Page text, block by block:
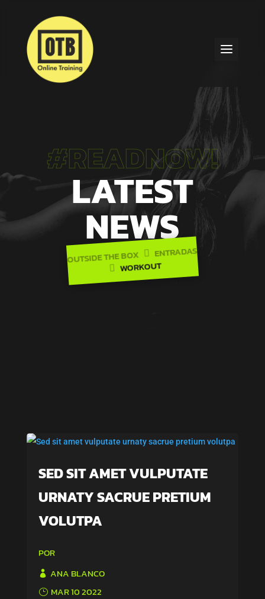
ESPAÑOL
#READNOW!
LATEST
NEWS
OUTSIDE THE BOX  ENTRADAS
 WORKOUT
SED SIT AMET VULPUTATE
URNATY SACRUE PRETIUM
VOLUTPA
POR
ANA BLANCO
MAR 10 2022